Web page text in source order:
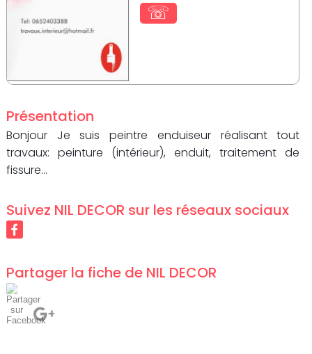
☏
Présentation
Bonjour Je suis peintre enduiseur réalisant tout
travaux: peinture (intérieur), enduit, traitement de
fissure...
Suivez NIL DECOR sur les réseaux sociaux
Partager la fiche de NIL DECOR